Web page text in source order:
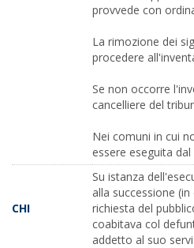
provvede con
La rimozione dei
procedere
Se non occorre
cancelliere del
Nei comuni in cui
essere eseguita
CHI
Su istanza
alla successione
richiesta del
coabitava col
addetto al suo